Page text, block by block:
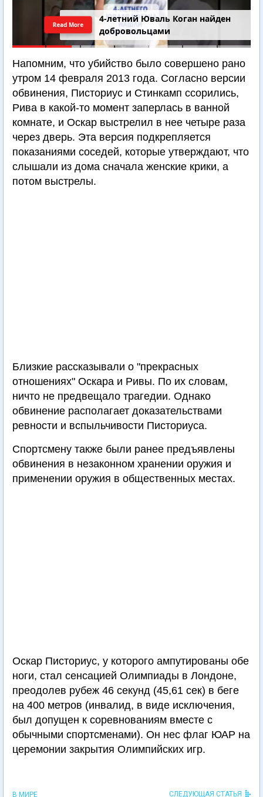
4-летний Юваль Коган найден
добровольцами
Read More
Напомним, что убийство было совершено рано
утром 14 февраля 2013 года. Согласно версии
обвинения, Писториус и Стинкамп ссорились,
Рива в какой-то момент заперлась в ванной
комнате, и Оскар выстрелил в нее четыре раза
через дверь. Эта версия подкрепляется
показаниями соседей, которые утверждают, что
слышали из дома сначала женские крики, а
потом выстрелы.
Близкие рассказывали о "прекрасных
отношениях" Оскара и Ривы. По их словам,
ничто не предвещало трагедии. Однако
обвинение располагает доказательствами
ревности и вспыльчивости Писториуса.
Спортсмену также были ранее предъявлены
обвинения в незаконном хранении оружия и
применении оружия в общественных местах.
Оскар Писториус, у которого ампутированы обе
ноги, стал сенсацией Олимпиады в Лондоне,
преодолев рубеж 46 секунд (45,61 сек) в беге
на 400 метров (инвалид, в виде исключения,
был допущен к соревнованиям вместе с
обычными спортсменами). Он нес флаг ЮАР на
церемонии закрытия Олимпийских игр.
В МИРЕ СЛЕДУЮЩАЯ СТАТЬЯ